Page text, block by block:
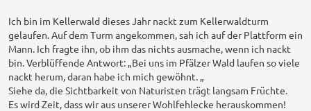
Ich bin im Kellerwald dieses Jahr nackt zum Kellerwaldturm
gelaufen. Auf dem Turm angekommen, sah ich auf der Plattform ein
Mann. Ich fragte ihn, ob ihm das nichts ausmache, wenn ich nackt
bin. Verblüffende Antwort: „Bei uns im Pfälzer Wald laufen so viele
nackt herum, daran habe ich mich gewöhnt. „
Siehe da, die Sichtbarkeit von Naturisten trägt langsam Früchte.
Es wird Zeit, dass wir aus unserer Wohlfehlecke herauskommen!